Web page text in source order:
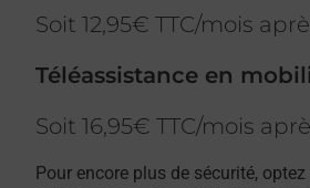
Soit 12,95€ TTC/mois
Téléassistance en
Soit 16,95€ TTC/mois
Pour encore plus de sécurité,